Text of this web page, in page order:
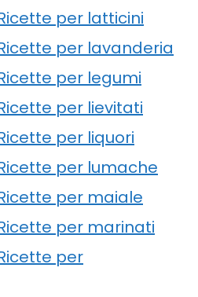
per latticini
per lavanderia
per legumi
per lievitati
per liquori
per lumache
per maiale
per marinati
per